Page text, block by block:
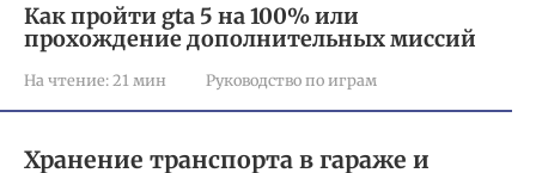
Как пройти gta 5 на 100% или
прохождение дополнительных миссий
На чтение: 21 мин Руководство по играм
Хранение транспорта в гараже и